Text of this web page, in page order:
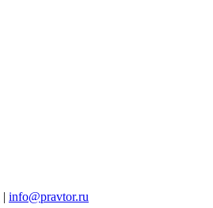
| info@pravtor.ru